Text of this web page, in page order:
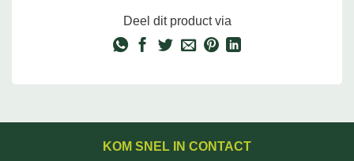
Deel dit product via
KOM SNEL IN CONTACT